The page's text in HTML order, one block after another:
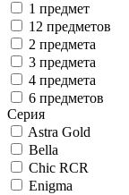
1 предмет
12 предметов
2 предмета
3 предмета
4 предмета
6 предметов
Серия
Astra Gold
Bella
Chic RCR
Enigma